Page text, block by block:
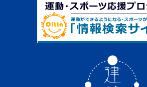
前項の通知は、当社のウェブサイト上での
は会員への電子メールの送付によるものと
の通知の効力は第６条の定めによります。
当社は第１項の方法による会員に対する通
後、本サービスを終了した場合には、会員
しくはその他の費用の損害又は補償を免れる